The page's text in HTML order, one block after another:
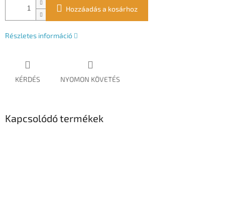
Hozzáadás a kosárhoz
Részletes információ
KÉRDÉS NYOMON KÖVETÉS
Kapcsolódó termékek